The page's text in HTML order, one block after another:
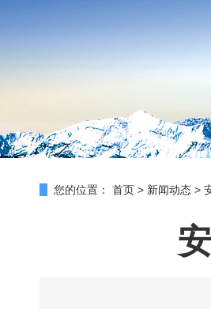
您的位置： 首页 > 新闻动态 >